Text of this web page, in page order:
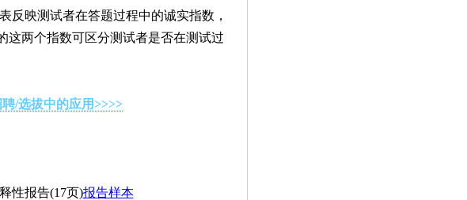
映测试者在答题过程中的诚实指数，
这两个指数可区分测试者是否在测试过
/选拔中的应用>>>>
性报告(17页)报告样本